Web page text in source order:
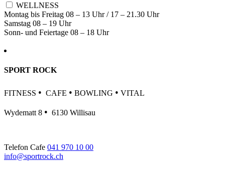
WELLNESS
Montag bis Freitag 08 – 13 Uhr / 17 – 21.30 Uhr
Samstag 08 – 19 Uhr
Sonn- und Feiertage 08 – 18 Uhr
SPORT ROCK
FITNESS • CAFE • BOWLING • VITAL
Wydematt 8 • 6130 Willisau
Telefon Cafe 041 970 10 00
info@sportrock.ch